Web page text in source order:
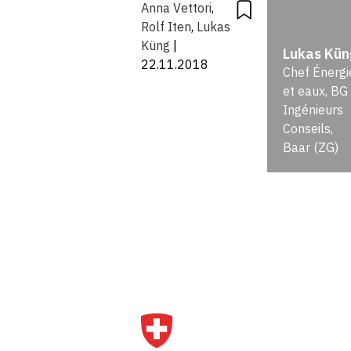
améliore
l’efficacité
électriques
Anna Vettori,
Rolf Iten, Lukas
Küng
22.11.2018
Lukas
Chef
et eaux, BG
Ingénieurs
Conseils,
Baar (ZG)